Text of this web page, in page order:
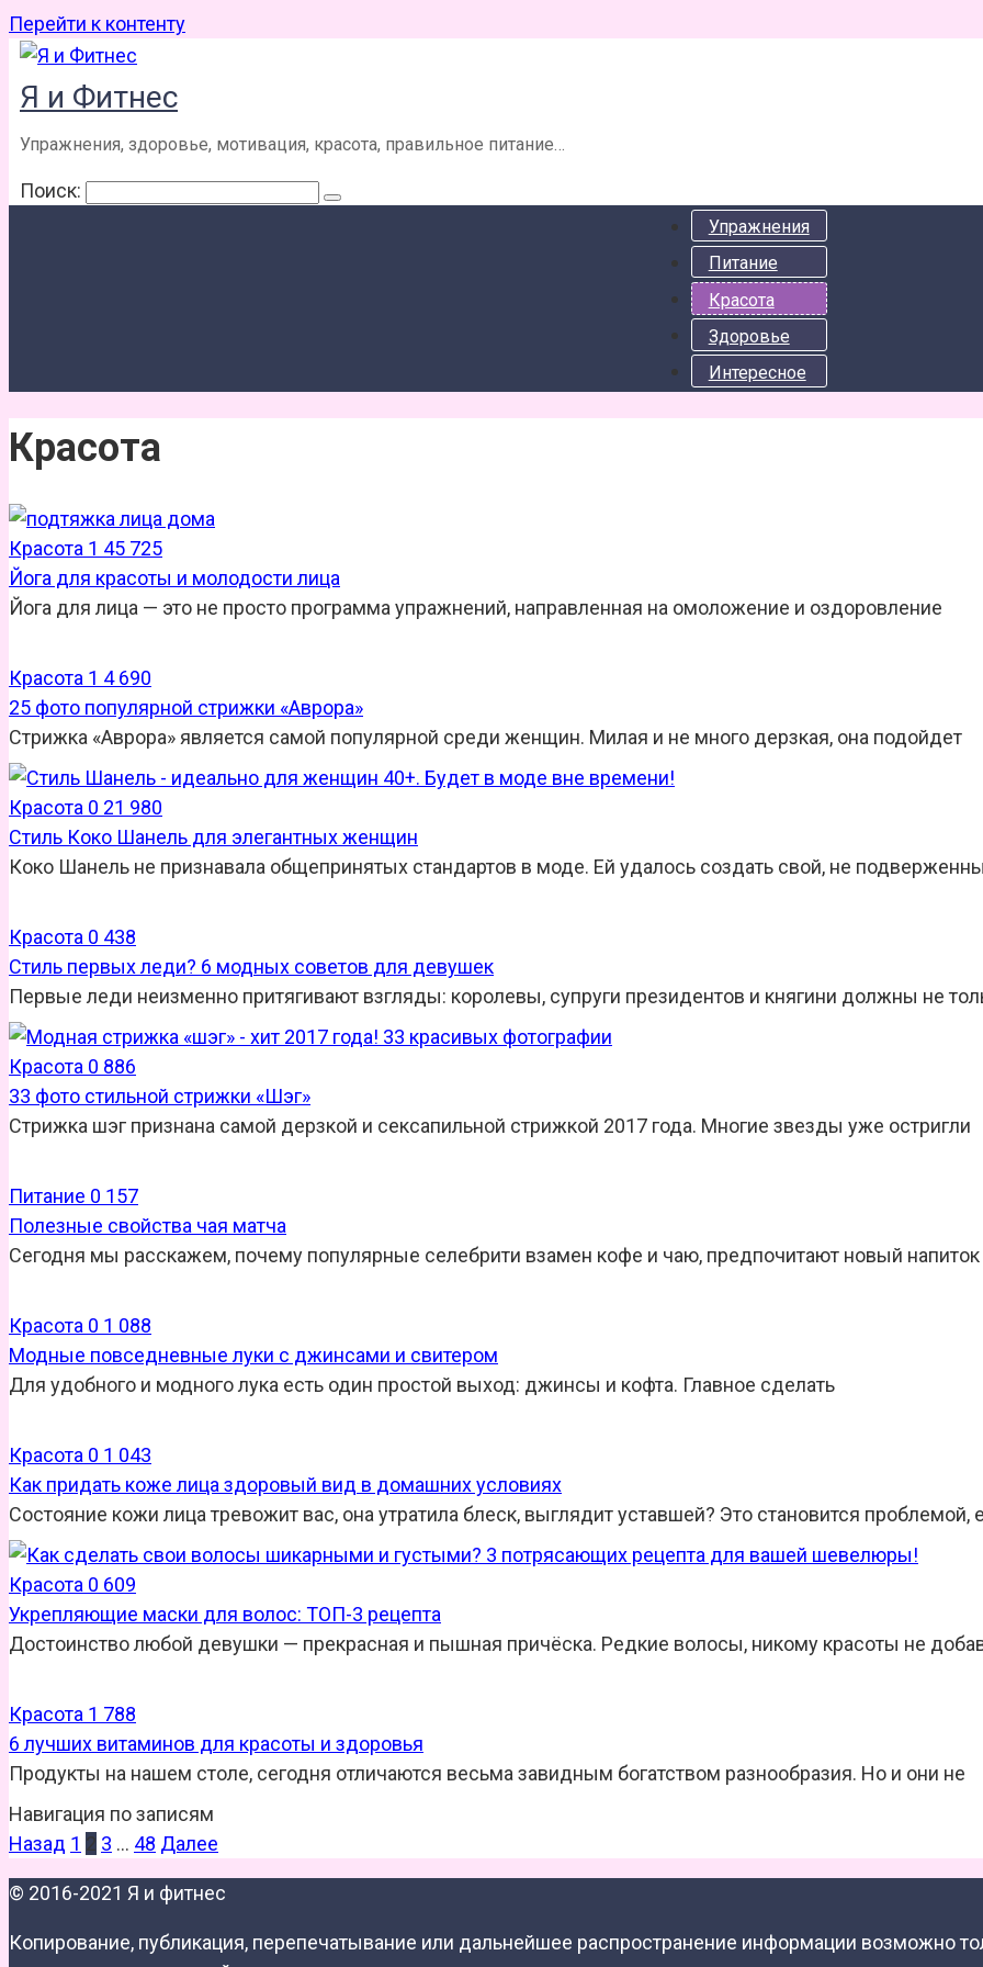
Перейти к контенту
Я и Фитнес
Упражнения, здоровье, мотивация, красота, правильное питание…
Поиск:
Упражнения
Питание
Красота
Здоровье
Интересное
Красота
Красота 1 45 725
Йога для красоты и молодости лица
Йога для лица — это не просто программа упражнений, направленная на омоложение и оздоровление
Красота 1 4 690
25 фото популярной стрижки «Аврора»
Стрижка «Аврора» является самой популярной среди женщин. Милая и не много дерзкая, она подойдет
Красота 0 21 980
Стиль Коко Шанель для элегантных женщин
Коко Шанель не признавала общепринятых стандартов в моде. Ей удалось создать свой, не
Красота 0 438
Стиль первых леди? 6 модных советов для девушек
Первые леди неизменно притягивают взгляды: королевы, супруги президентов и княгини должны не
Красота 0 886
33 фото стильной стрижки «Шэг»
Стрижка шэг признана самой дерзкой и сексапильной стрижкой 2017 года. Многие звезды уже остригли
Питание 0 157
Полезные свойства чая матча
Сегодня мы расскажем, почему популярные селебрити взамен кофе и чаю, предпочитают новый
Красота 0 1 088
Модные повседневные луки с джинсами и свитером
Для удобного и модного лука есть один простой выход: джинсы и кофта. Главное сделать
Красота 0 1 043
Как придать коже лица здоровый вид в домашних условиях
Состояние кожи лица тревожит вас, она утратила блеск, выглядит уставшей? Это становится проблемой,
Красота 0 609
Укрепляющие маски для волос: ТОП-3 рецепта
Достоинство любой девушки — прекрасная и пышная причёска. Редкие волосы, никому красоты не
Красота 1 788
6 лучших витаминов для красоты и здоровья
Продукты на нашем столе, сегодня отличаются весьма завидным богатством разнообразия. Но и они не
Навигация по записям
Назад 1 2 3 … 48 Далее
© 2016-2021 Я и фитнес
Копирование, публикация, перепечатывание или дальнейшее распространение информации возможно